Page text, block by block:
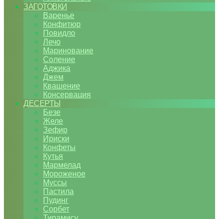
ЗАГОТОВКИ
Варенье
Конфитюр
Повидло
Лечо
Маринование
Соление
Аджика
Джем
Квашение
Консервация
ДЕСЕРТЫ
Безе
Желе
Зефир
Ириски
Конфеты
Кутья
Мармелад
Мороженое
Муссы
Пастила
Пудинг
Сорбет